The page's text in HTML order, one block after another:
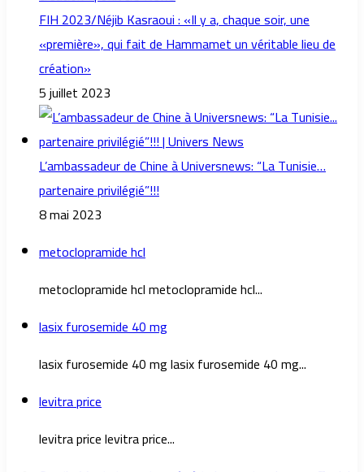
FIH 2023/Néjib Kasraoui : «Il y a, chaque soir, une
«première», qui fait de Hammamet un véritable lieu de
création»
5 juillet 2023
L’ambassadeur de Chine à Universnews: “La Tunisie…
partenaire privilégié”!!!
8 mai 2023
metoclopramide hcl
metoclopramide hcl metoclopramide hcl...
lasix furosemide 40 mg
lasix furosemide 40 mg lasix furosemide 40 mg...
levitra price
levitra price levitra price...